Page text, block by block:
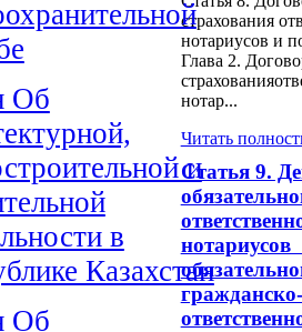
Об
и
в
Казахстан
Об
страхования
нотариусов и
Глава 2.
нотар...
Читать
Статья 9.